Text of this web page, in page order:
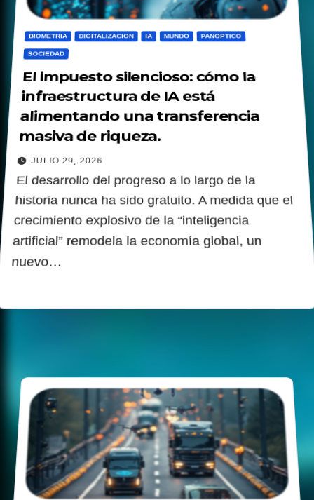
BIOMETRIA DIGITALIZACION IA MUNDO PANOPTICO
SOCIEDAD
El impuesto silencioso: cómo la
infraestructura de IA está
alimentando una transferencia
masiva de riqueza.
JULIO 29, 2026
El desarrollo del progreso a lo largo de la
historia nunca ha sido gratuito. A medida que el
crecimiento explosivo de la “inteligencia
artificial” remodela la economía global, un
nuevo…